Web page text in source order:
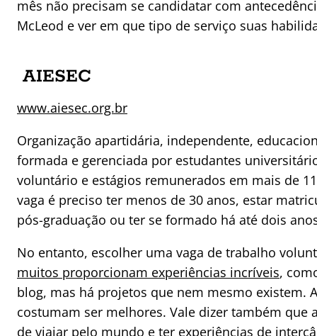
mês não precisam se candidatar com
McLeod e ver em que tipo de serviço suas
AIESEC
www.aiesec.org.br
Organização apartidária, independente,
formada e gerenciada por estudantes
voluntário e estágios remunerados em mais de
vaga é preciso ter menos de 30 anos, estar
pós-graduação ou ter se formado há até dois
No entanto, escolher uma vaga de trabalho
muitos proporcionam experiências incríveis,
blog, mas há projetos que nem mesmo existem.
costumam ser melhores. Vale dizer também que
de viajar pelo mundo e ter experiências de